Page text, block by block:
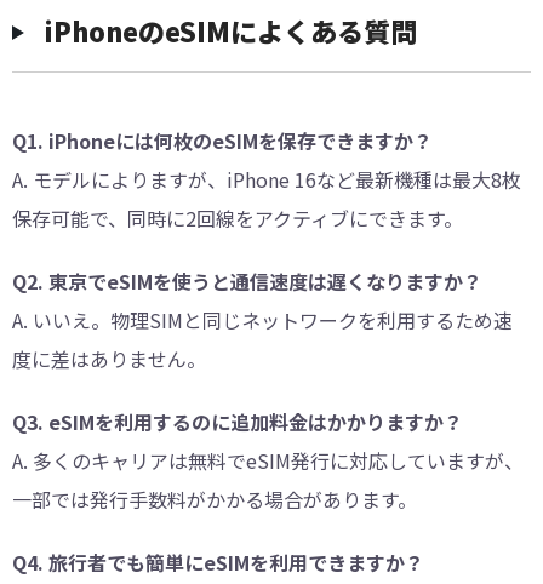
iPhoneのeSIMによくある質問
Q1. iPhoneには何枚のeSIMを保存できますか？
A. モデルによりますが、iPhone 16など最新機種は最大8枚
保存可能で、同時に2回線をアクティブにできます。
Q2. 東京でeSIMを使うと通信速度は遅くなりますか？
A. いいえ。物理SIMと同じネットワークを利用するため速
度に差はありません。
Q3. eSIMを利用するのに追加料金はかかりますか？
A. 多くのキャリアは無料でeSIM発行に対応していますが、
一部では発行手数料がかかる場合があります。
Q4. 旅行者でも簡単にeSIMを利用できますか？